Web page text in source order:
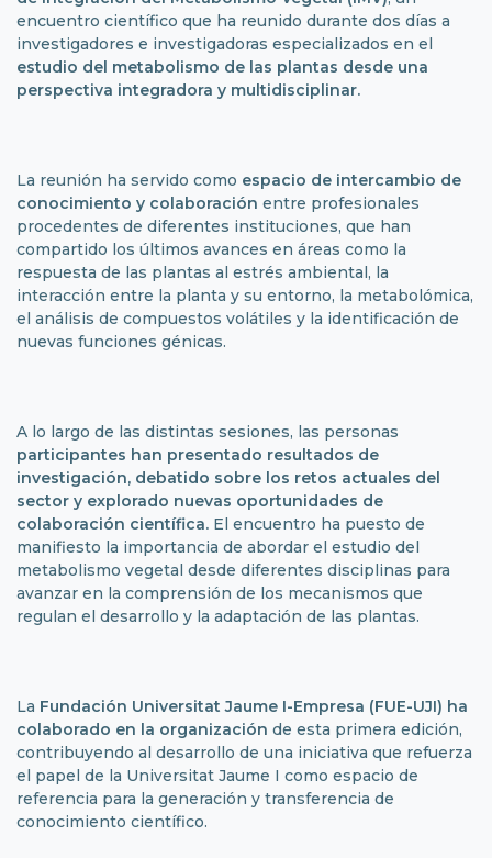
encuentro científico que ha reunido durante dos días a
investigadores e investigadoras especializados en el
estudio del metabolismo de las plantas desde una
perspectiva integradora y multidisciplinar.
La reunión ha servido como espacio de intercambio de
conocimiento y colaboración entre profesionales
procedentes de diferentes instituciones, que han
compartido los últimos avances en áreas como la
respuesta de las plantas al estrés ambiental, la
interacción entre la planta y su entorno, la metabolómica,
el análisis de compuestos volátiles y la identificación de
nuevas funciones génicas.
A lo largo de las distintas sesiones, las personas
participantes han presentado resultados de
investigación, debatido sobre los retos actuales del
sector y explorado nuevas oportunidades de
colaboración científica. El encuentro ha puesto de
manifiesto la importancia de abordar el estudio del
metabolismo vegetal desde diferentes disciplinas para
avanzar en la comprensión de los mecanismos que
regulan el desarrollo y la adaptación de las plantas.
La Fundación Universitat Jaume I-Empresa (FUE-UJI) ha
colaborado en la organización de esta primera edición,
contribuyendo al desarrollo de una iniciativa que refuerza
el papel de la Universitat Jaume I como espacio de
referencia para la generación y transferencia de
conocimiento científico.